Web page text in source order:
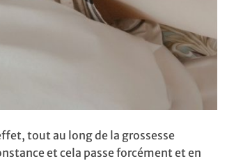
tout au long de la grossesse
et cela passe forcément et en